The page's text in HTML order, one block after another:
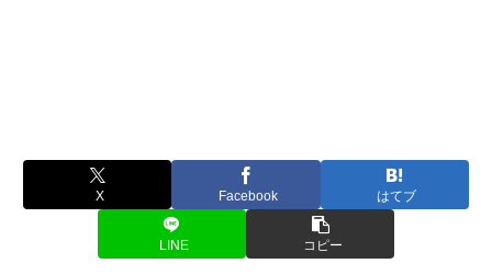
X Facebook はてブ
LINE コピー